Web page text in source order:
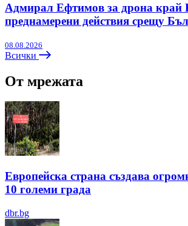
Адмирал Ефтимов за дрона
преднамерени действия срещу
08.08.2026
Всички
От мрежата
Европейска страна създава
10 големи града
dbr.bg